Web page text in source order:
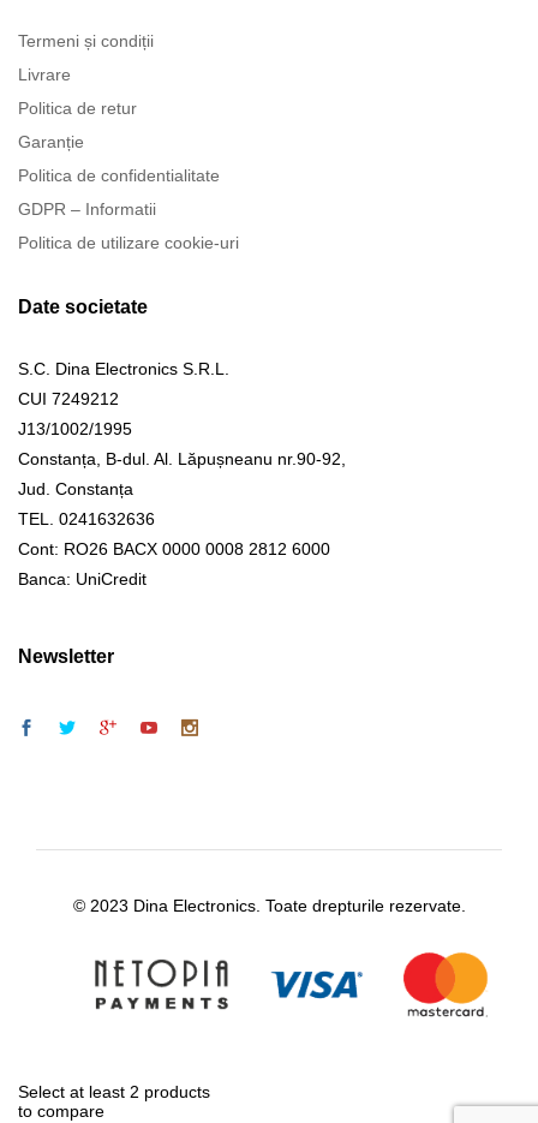
Termeni și condiții
Livrare
Politica de retur
Garanție
Politica de confidentialitate
GDPR – Informatii
Politica de utilizare cookie-uri
Date societate
S.C. Dina Electronics S.R.L.
CUI 7249212
J13/1002/1995
Constanța, B-dul. Al. Lăpușneanu nr.90-92,
Jud. Constanța
TEL. 0241632636
Cont: RO26 BACX 0000 0008 2812 6000
Banca: UniCredit
Newsletter
© 2023 Dina Electronics. Toate drepturile rezervate.
Select at least 2 products
to compare